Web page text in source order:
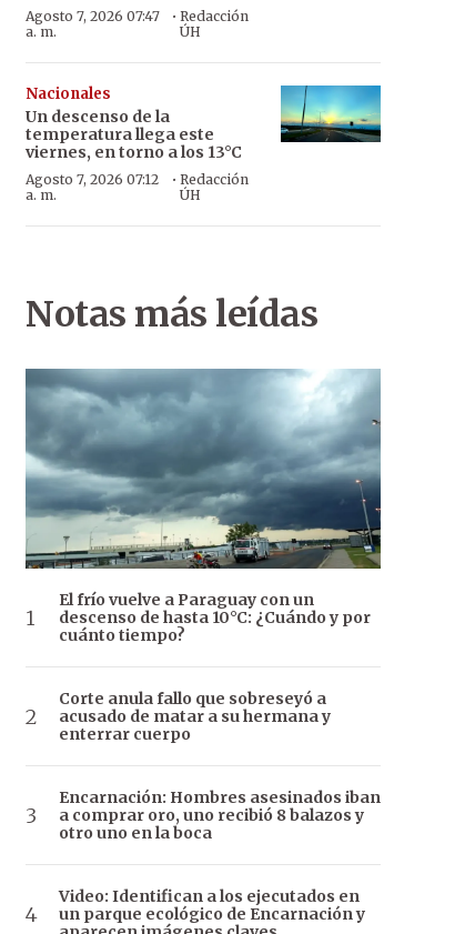
Agosto 7, 2026 07:47
a. m.
· Redacción
ÚH
Nacionales
Un descenso de la
temperatura llega este
viernes, en torno a los 13°C
Agosto 7, 2026 07:12
a. m.
· Redacción
ÚH
Notas más leídas
El frío vuelve a Paraguay con un
descenso de hasta 10°C: ¿Cuándo y por
cuánto tiempo?
Corte anula fallo que sobreseyó a
acusado de matar a su hermana y
enterrar cuerpo
Encarnación: Hombres asesinados iban
a comprar oro, uno recibió 8 balazos y
otro uno en la boca
Video: Identifican a los ejecutados en
un parque ecológico de Encarnación y